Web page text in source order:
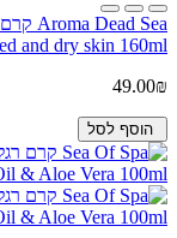
and dry skin 160ml
49.00₪
הוסף לסל